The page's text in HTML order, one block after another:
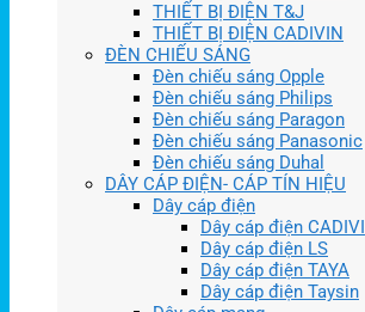
THIẾT BỊ ĐIỆN T&J
THIẾT BỊ ĐIỆN CADIVIN
ĐÈN CHIẾU SÁNG
Đèn chiếu sáng Opple
Đèn chiếu sáng Philips
Đèn chiếu sáng Paragon
Đèn chiếu sáng Panasonic
Đèn chiếu sáng Duhal
DÂY CÁP ĐIỆN- CÁP TÍN HIỆU
Dây cáp điện
Dây cáp điện CADIVI
Dây cáp điện LS
Dây cáp điện TAYA
Dây cáp điện Taysin